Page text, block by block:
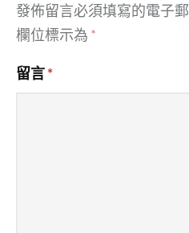
發佈留言必須填寫的電子
欄位標示為 *
留言*